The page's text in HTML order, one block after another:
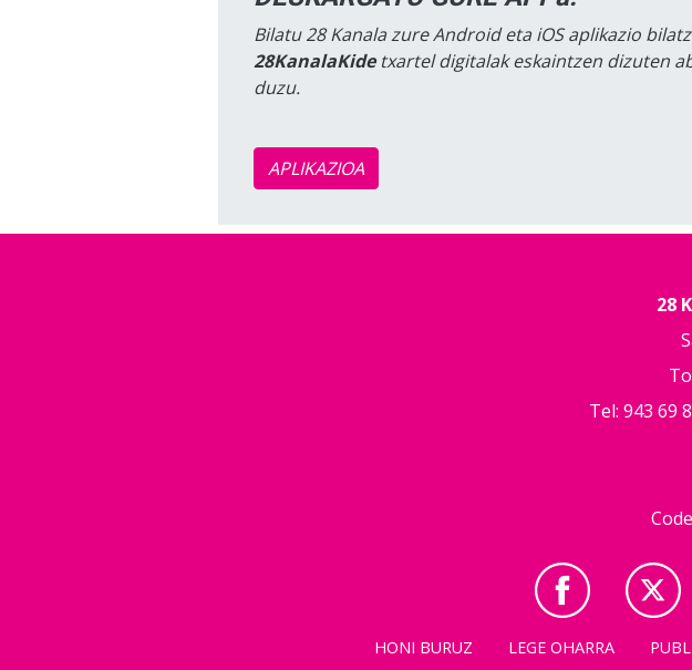
Bilatu 28 Kanala zure Android eta iOS aplikazio
28KanalaKidetxartel digitalak eskaintzen dizuten
duzu.
APLIKAZIOA
28
Tel: 943 69
HONI BURUZ LEGE OHARRA